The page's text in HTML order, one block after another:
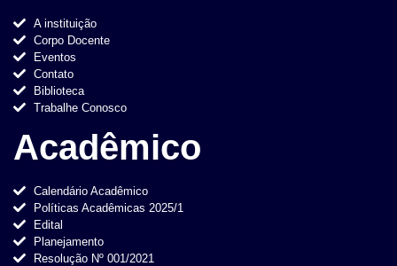
A instituição
Corpo Docente
Eventos
Contato
Biblioteca
Trabalhe Conosco
Acadêmico
Calendário Acadêmico
Políticas Acadêmicas 2025/1
Edital
Planejamento
Resolução Nº 001/2021